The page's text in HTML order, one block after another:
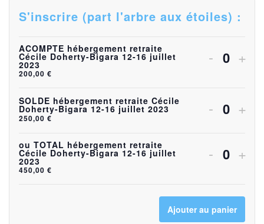
S'inscrire (part l'arbre aux étoiles) :
ACOMPTE hébergement retraite
Cécile Doherty-Bigara 12-16 juillet
2023
200,00 €
Diminuer
de
pour
-
de
+
SOLDE hébergement retraite Cécile
Doherty-Bigara 12-16 juillet 2023
250,00 €
Diminuer
quantité
pour
- +
ou TOTAL hébergement retraite
Cécile Doherty-Bigara 12-16 juillet
2023
450,00 €
Diminuer
quantité
de
-
de
+
Ajouter au panier